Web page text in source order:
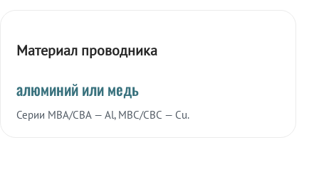
Материал проводника
алюминий или медь
Серии МВА/СВА — Al, МВС/СВС — Cu.